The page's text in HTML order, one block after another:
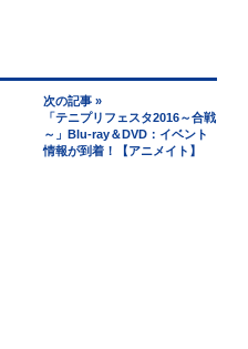
次の記事 »
「テニプリフェスタ2016～合戦
～」Blu-ray＆DVD：イベント
情報が到着！【アニメイト】